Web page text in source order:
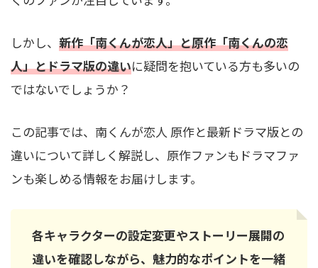
しかし、 新作「南くんが恋人」と原作「南くんの恋
人」とドラマ版の違いに疑問を抱いている方も多いの
ではないでしょうか？
この記事では、南くんが恋人 原作と最新ドラマ版との
違いについて詳しく解説し、原作ファンもドラマファ
ンも楽しめる情報をお届けします。
各キャラクターの設定変更やストーリー展開の
違いを確認しながら、魅力的なポイントを一緒